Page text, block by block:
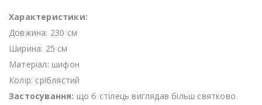
Характеристики:
Довжина: 230 см
Ширина: 25 см
Матеріал: шифон
Колір: сріблястий
Застосування: що б стілець виглядав більш святково